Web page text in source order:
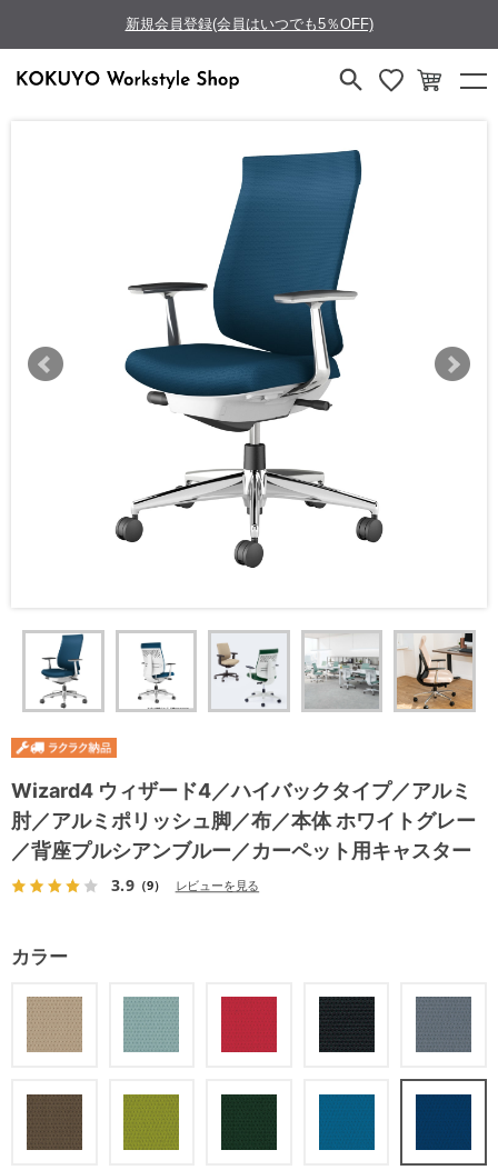
新規会員登録(会員はいつでも5％OFF)
Wizard4 ウィザード4／ハイバックタイプ／アルミ
肘／アルミポリッシュ脚／布／本体 ホワイトグレー
／背座プルシアンブルー／カーペット用キャスター
3.9（9） レビューを見る
カラー